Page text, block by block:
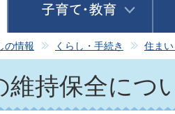
の情報 くらし・手続き 住ま
維持保全につ